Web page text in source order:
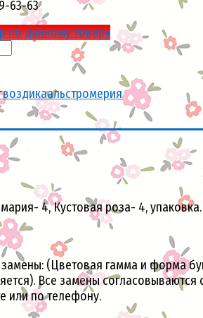
63-63
по данному товару
альстромерия
4, Кустовая роза- 4, упаковка.
(Цветовая гамма и форма
Все замены согласовываются
или по телефону.